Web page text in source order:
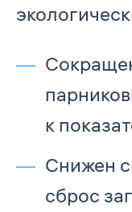
к
Снижен
сброс